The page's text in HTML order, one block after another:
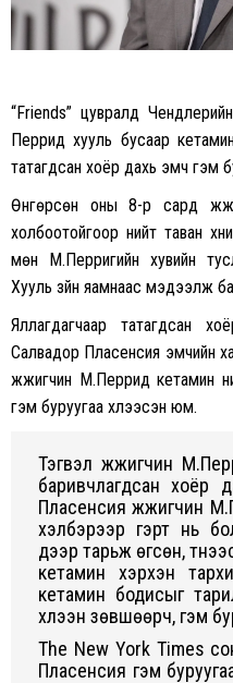
“Friends” цувралд
Перрид хууль бусаар кетамин
татагдсан хоёр дахь эмч гэм
Өнгөрсөн оны 8-р сард
холбоотойгоор нийт таван
мөн М.Перригийн хувийн
Хууль зүйн яамнаас мэдээлж
Яллагдагчаар татагдсан
Салвадор Пласенсия эмчийн
жүжигчин М.Перрид кетамин
гэм буруугаа хүлээсэн юм.
Тэгвэл жүжигчин
баривчлагдсан хоёр
Пласенсия жүжигчин
хэлбэрээр гэрт нь
дээр тарьж өгсөн,
кетамин хэрхэн
кетамин бодисыг
хүлээн зөвшөөрч, гэм
The New York Times
Пласенсия гэм буруугаа